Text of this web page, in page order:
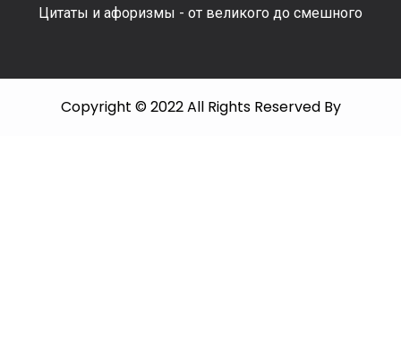
Цитаты и афоризмы - от великого до смешного
Copyright © 2022 All Rights Reserved By